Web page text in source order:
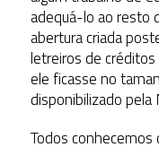
adequá-lo ao resto
abertura criada
letreiros de
ele ficasse no
disponibilizado pela
Todos conhecemos